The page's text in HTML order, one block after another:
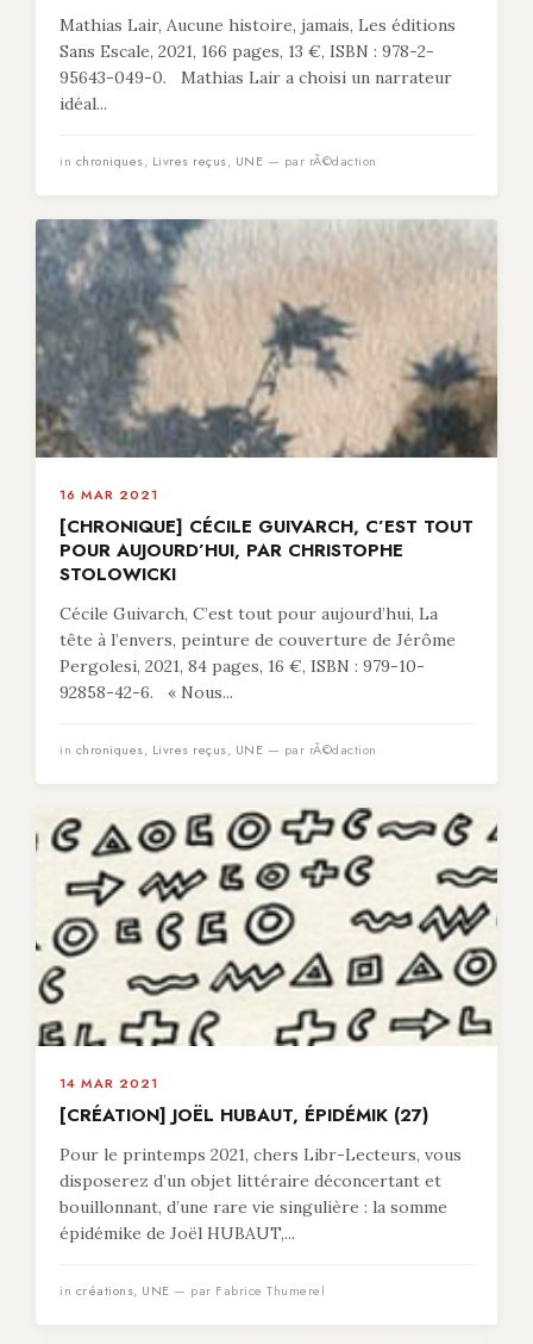
Mathias Lair, Aucune histoire, jamais, Les éditions
Sans Escale, 2021, 166 pages, 13 €, ISBN : 978-2-
95643-049-0. Mathias Lair a choisi un narrateur
idéal...
in chroniques, Livres reçus, UNE — par rÃ©daction
16 MAR 2021
[CHRONIQUE] CÉCILE GUIVARCH, C’EST TOUT
POUR AUJOURD’HUI, PAR CHRISTOPHE
STOLOWICKI
Cécile Guivarch, C’est tout pour aujourd’hui, La
tête à l’envers, peinture de couverture de Jérôme
Pergolesi, 2021, 84 pages, 16 €, ISBN : 979-10-
92858-42-6. « Nous...
in chroniques, Livres reçus, UNE — par rÃ©daction
14 MAR 2021
[CRÉATION] JOËL HUBAUT, ÉPIDÉMIK (27)
Pour le printemps 2021, chers Libr-Lecteurs, vous
disposerez d’un objet littéraire déconcertant et
bouillonnant, d’une rare vie singulière : la somme
épidémike de Joël HUBAUT,...
in créations, UNE — par Fabrice Thumerel